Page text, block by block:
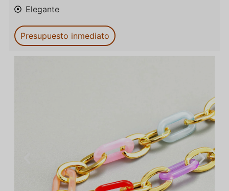
Elegante
Presupuesto inmediato